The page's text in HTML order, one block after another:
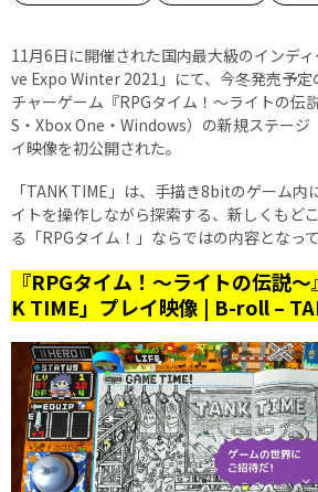
11月6日に開催された国内最大級のインデ
ve Expo Winter 2021」にて、今冬発売予
チャーゲーム『RPGタイム！～ライトの伝
S・Xbox One・Windows）の新規ステージ
イ映像を初公開された。
「TANK TIME」は、手描き8bitのゲーム内
イトを操作しながら探索する、新しくもど
る「RPGタイム！」ならではの内容となって
『RPGタイム！～ライトの伝説
K TIME」プレイ映像 | B-roll –